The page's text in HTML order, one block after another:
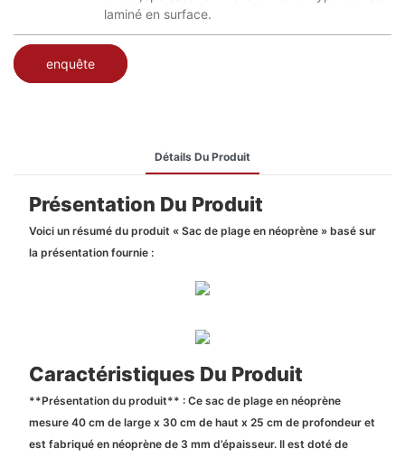
laminé en surface.
enquête
Détails Du Produit
Présentation Du Produit
Voici un résumé du produit « Sac de plage en néoprène » basé sur
la présentation fournie :
Caractéristiques Du Produit
**Présentation du produit** : Ce sac de plage en néoprène
mesure 40 cm de large x 30 cm de haut x 25 cm de profondeur et
est fabriqué en néoprène de 3 mm d’épaisseur. Il est doté de